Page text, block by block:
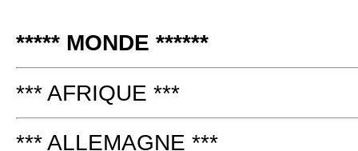
***** MONDE ******
*** AFRIQUE ***
*** ALLEMAGNE ***